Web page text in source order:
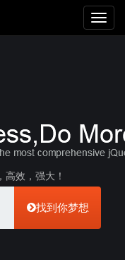
Toggle
效，强大！
找到你梦想